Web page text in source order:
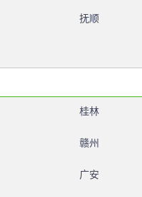
抚顺
桂林
赣州
广安